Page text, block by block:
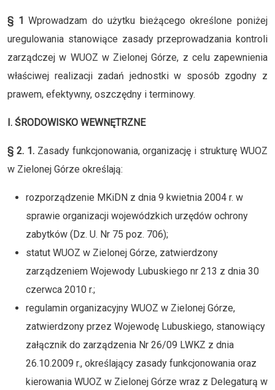
§ 1 Wprowadzam do użytku bieżącego określone poniżej
uregulowania stanowiące zasady przeprowadzania kontroli
zarządczej w WUOZ w Zielonej Górze, z celu zapewnienia
właściwej realizacji zadań jednostki w sposób zgodny z
prawem, efektywny, oszczędny i terminowy.
I. ŚRODOWISKO WEWNĘTRZNE
§ 2. 1.Zasady funkcjonowania, organizację i strukturę WUOZ
w Zielonej Górze określają:
rozporządzenie MKiDN z dnia 9 kwietnia 2004 r. w
sprawie organizacji wojewódzkich urzędów ochrony
zabytków (Dz. U. Nr 75 poz. 706);
statut WUOZ w Zielonej Górze, zatwierdzony
zarządzeniem Wojewody Lubuskiego nr 213 z dnia 30
czerwca 2010 r.;
regulamin organizacyjny WUOZ w Zielonej Górze,
zatwierdzony przez Wojewodę Lubuskiego, stanowiący
załącznik do zarządzenia Nr 26/09 LWKZ z dnia
26.10.2009 r., określający zasady funkcjonowania oraz
kierowania WUOZ w Zielonej Górze wraz z Delegaturą w